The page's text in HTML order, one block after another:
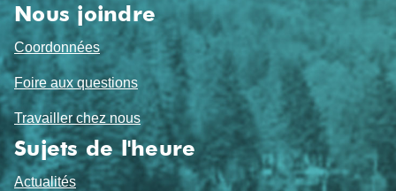
Nous joindre
Coordonnées
Foire aux questions
Travailler chez nous
Sujets de l'heure
Actualités